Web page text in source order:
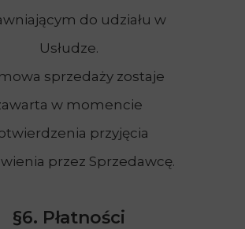
do udziału w
Usłudze.
sprzedaży zostaje
w momencie
przyjęcia
przez Sprzedawcę.
§6. Płatności